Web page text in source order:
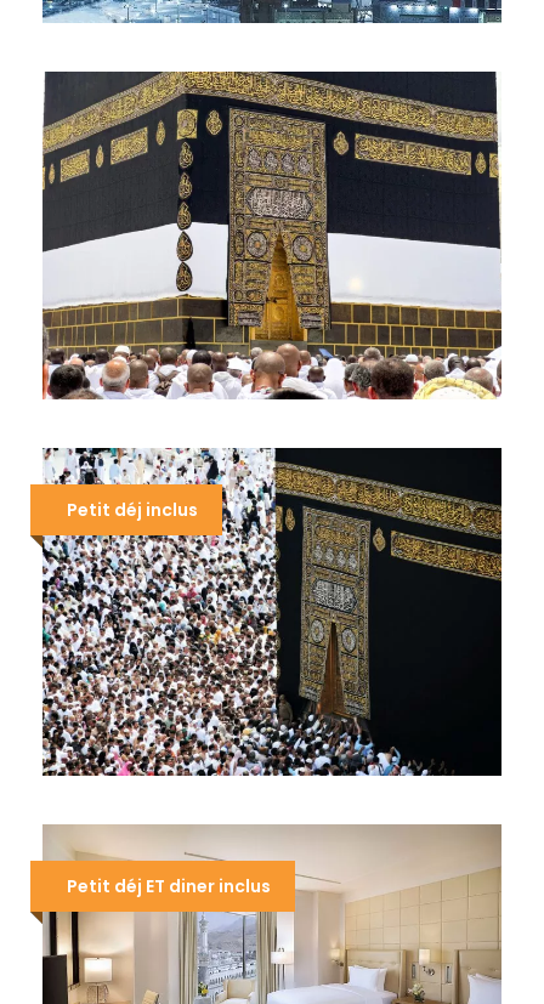
JOURS PROCHE DE LA MECQUE
3.690 €
1.790 €
Petit déj inclus
1.790 €
Petit déj ET diner inclus